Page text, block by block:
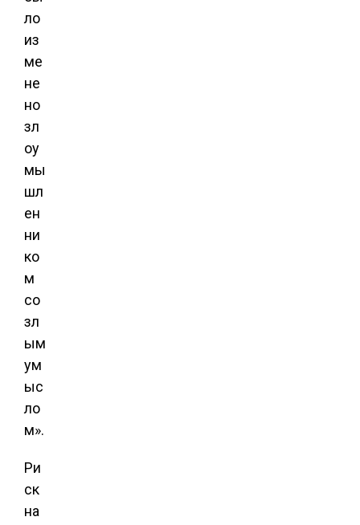
ло
из
ме
не
но
зл
оу
мы
шл
ен
ни
ко
м
со
зл
ым
ум
ыс
ло
м».
Ри
ск
на